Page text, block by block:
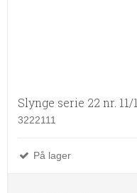
Slynge serie 22 nr. 11/1
3222111
På lager